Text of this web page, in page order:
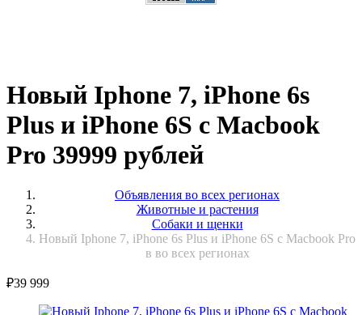
Новый Iphone 7, iPhone 6s
Plus и iPhone 6S с Macbook
Pro 39999 рублей
Объявления во всех регионах
Животные и растения
Собаки и щенки
Новый Iphone 7, iPhone 6s Plus и iPhone 6S с Macbook Pro
в во всех регионах
₽39 999